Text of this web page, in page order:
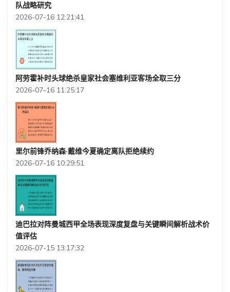
队战略研究
2026-07-16 12:21:41
阿劳霍补时头球绝杀皇家社会塞维利亚客场全取三分
2026-07-16 11:25:17
里尔前锋乔纳森·戴维今夏确定离队拒绝续约
2026-07-16 10:29:51
迪巴拉对阵曼城西甲全场表现深度复盘与关键瞬间解析战术价
值评估
2026-07-15 13:17:32